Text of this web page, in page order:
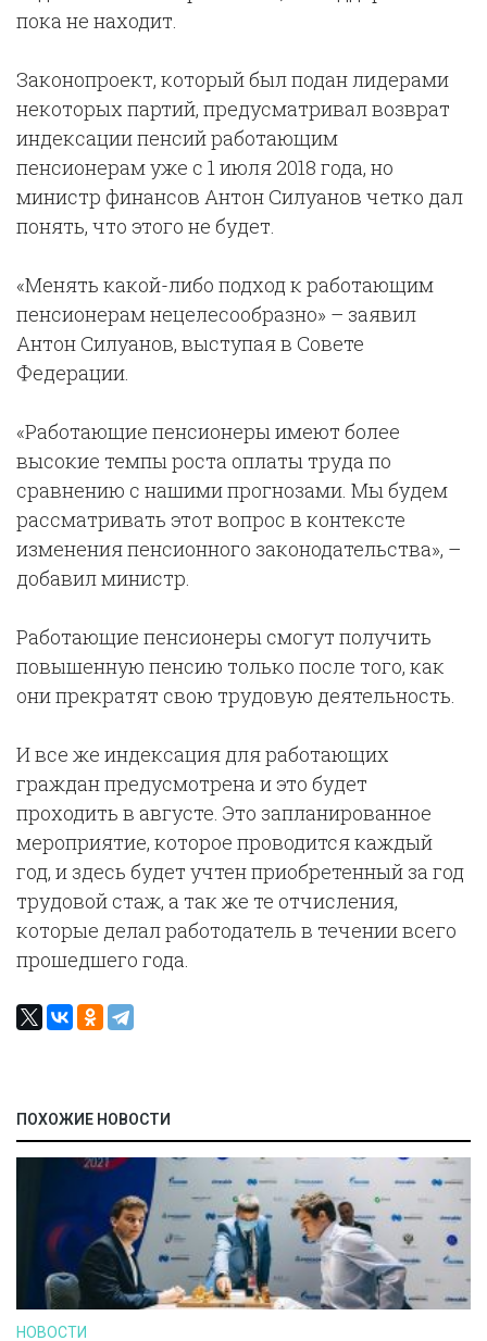
пока не находит.
Законопроект, который был подан лидерами
некоторых партий, предусматривал возврат
индексации пенсий работающим
пенсионерам уже с 1 июля 2018 года, но
министр финансов Антон Силуанов четко дал
понять, что этого не будет.
«Менять какой-либо подход к работающим
пенсионерам нецелесообразно» – заявил
Антон Силуанов, выступая в Совете
Федерации.
«Работающие пенсионеры имеют более
высокие темпы роста оплаты труда по
сравнению с нашими прогнозами. Мы будем
рассматривать этот вопрос в контексте
изменения пенсионного законодательства», –
добавил министр.
Работающие пенсионеры смогут получить
повышенную пенсию только после того, как
они прекратят свою трудовую деятельность.
И все же индексация для работающих
граждан предусмотрена и это будет
проходить в августе. Это запланированное
мероприятие, которое проводится каждый
год, и здесь будет учтен приобретенный за год
трудовой стаж, а так же те отчисления,
которые делал работодатель в течении всего
прошедшего года.
ПОХОЖИЕ НОВОСТИ
НОВОСТИ